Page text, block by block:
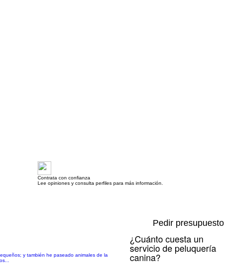
Contrata con confianza
Lee opiniones y consulta perfiles para más información.
y también he paseado animales de la
Pedir presupuesto
¿Cuánto cuesta un
servicio de peluquería
canina?